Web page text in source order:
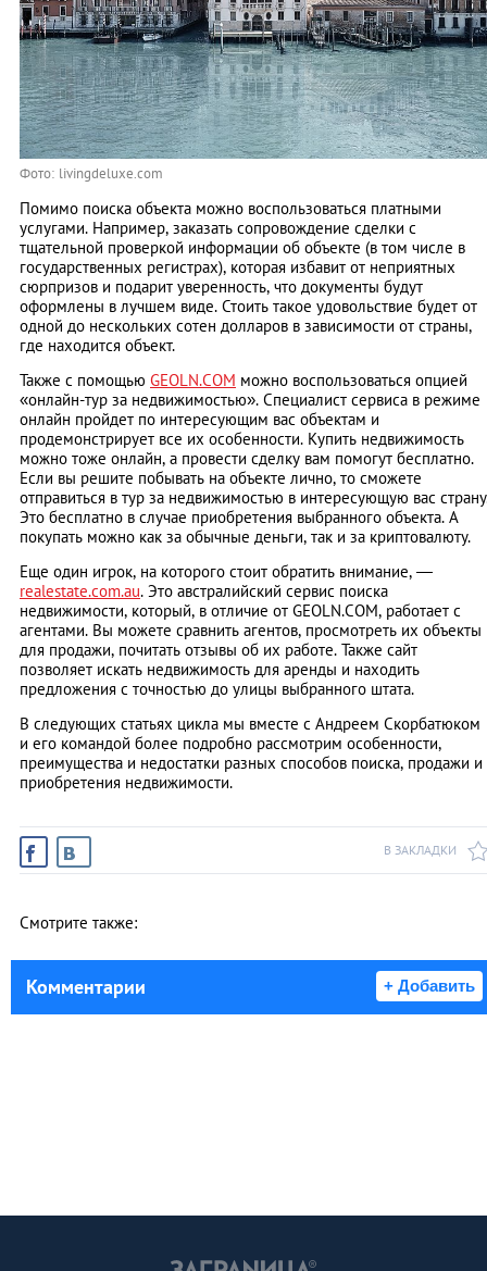
Фото: livingdeluxe.com
Помимо поиска объекта можно воспользоваться платными
услугами. Например, заказать сопровождение сделки с
тщательной проверкой информации об объекте (в том числе в
государственных регистрах), которая избавит от неприятных
сюрпризов и подарит уверенность, что документы будут
оформлены в лучшем виде. Стоить такое удовольствие будет от
одной до нескольких сотен долларов в зависимости от страны,
где находится объект.
Также с помощью GEOLN.COM можно воспользоваться опцией
«онлайн-тур за недвижимостью». Специалист сервиса в режиме
онлайн пройдет по интересующим вас объектам и
продемонстрирует все их особенности. Купить недвижимость
можно тоже онлайн, а провести сделку вам помогут бесплатно.
Если вы решите побывать на объекте лично, то сможете
отправиться в тур за недвижимостью в интересующую вас
Это бесплатно в случае приобретения выбранного объекта. А
покупать можно как за обычные деньги, так и за криптовалюту.
Еще один игрок, на которого стоит обратить внимание, ―
realestate.com.au. Это австралийский сервис поиска
недвижимости, который, в отличие от GEOLN.COM, работает с
агентами. Вы можете сравнить агентов, просмотреть их объекты
для продажи, почитать отзывы об их работе. Также сайт
позволяет искать недвижимость для аренды и находить
предложения с точностью до улицы выбранного штата.
В следующих статьях цикла мы вместе с Андреем Скорбатюком
и его командой более подробно рассмотрим особенности,
преимущества и недостатки разных способов поиска, продажи и
приобретения недвижимости.
В ЗАКЛАДКИ
Смотрите также:
Комментарии + Добавить